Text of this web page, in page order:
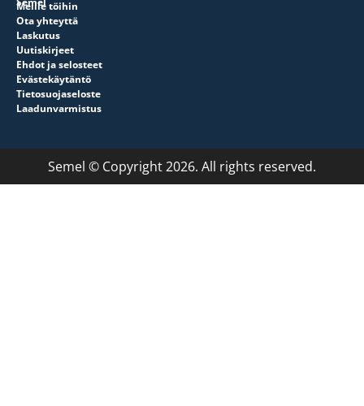
Meille töihin
Ota yhteyttä
Laskutus
Uutiskirjeet
Ehdot ja selosteet
Evästekäytäntö
Tietosuojaseloste
Laadunvarmistus
Semel © Copyright 2026. All rights reserved.